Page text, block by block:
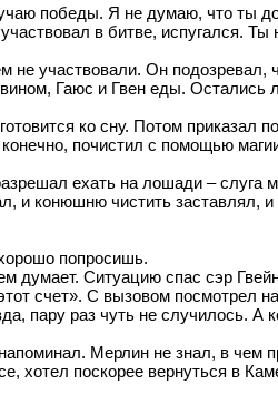
победы. Я не думаю, что ты
в битве, испугался. Ты
не участвовали. Он подозревал,
вином, Гаюс и Гвен еды.
ко сну. Потом приказал
почистил с помощью
ехать на лошади – слуга
и конюшню чистить заставлял, и
попросишь.
думает. Ситуацию спас сэр
счет». С вызовом посмотрел
пару раз чуть не случилось. А
Мерлин не знал, в чем
хотел поскорее вернуться в